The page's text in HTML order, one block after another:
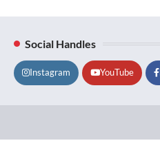
Social Handles
Instagram YouTube